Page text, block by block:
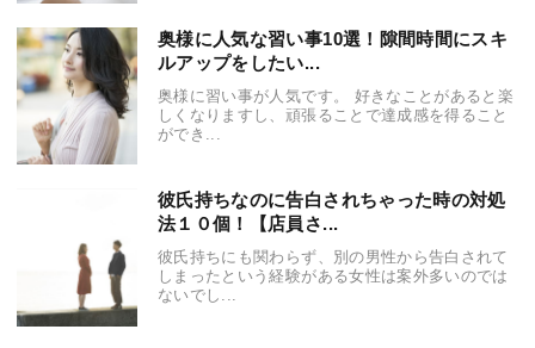
奥様に人気な習い事10選！隙間時間にスキ
ルアップをしたい...
奥様に習い事が人気です。 好きなことがあると楽
しくなりますし、頑張ることで達成感を得ること
ができ...
彼氏持ちなのに告白されちゃった時の対処
法１０個！【店員さ...
彼氏持ちにも関わらず、別の男性から告白されて
しまったという経験がある女性は案外多いのでは
ないでし...